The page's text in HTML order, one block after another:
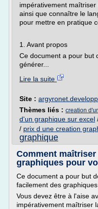
impérativement
ainsi que connaître le
pour mettre en pratique
1. Avant propos
Ce document a pour but
générer...
Lire la suite
Site :
Thèmes liés : creation
d'un graphique sur excel
/ prix d une creation
graphique
Comment
graphiques pour
Ce document a pour but
facilement des
Vous devez être à l'aise
impérativement maîtriser